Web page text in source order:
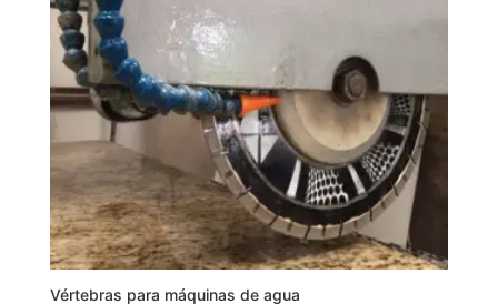
Vértebras para máquinas de agua